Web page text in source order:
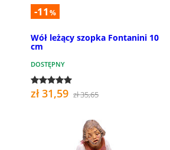
-11 %
Wół leżący szopka Fontanini 10
cm
DOSTĘPNY
zł 31,59 zł 35,65